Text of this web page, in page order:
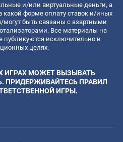
и/или виртуальные деньги, а
какой форме оплату ставок и/иных
быть связаны с азартными
Все материалы на
исключительно в
целях.
ИГРАХ МОЖЕТ ВЫЗЫВАТЬ
ПРИДЕРЖИВАЙТЕСЬ ПРАВИЛ
ИГРЫ.